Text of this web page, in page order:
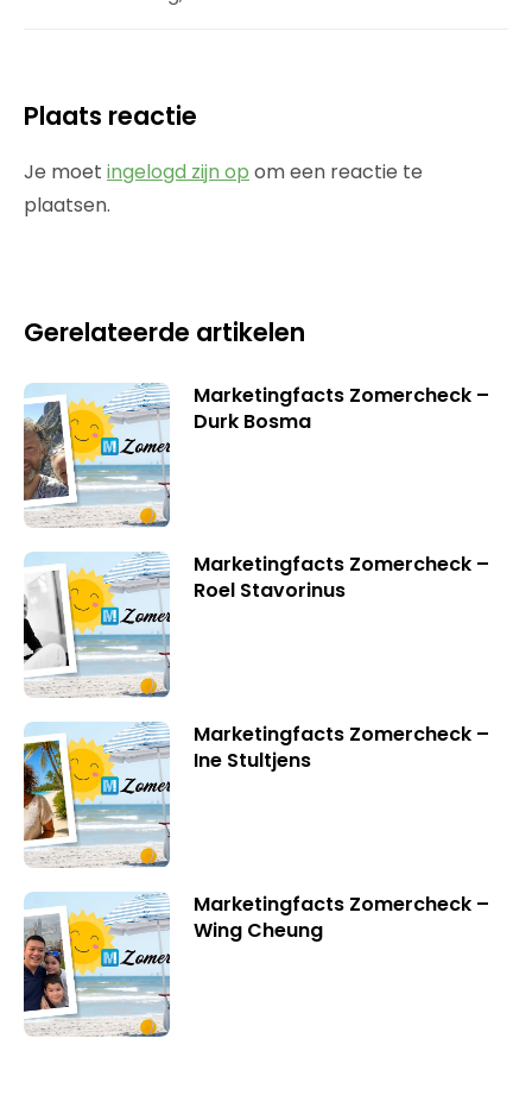
Plaats reactie
Je moet ingelogd zijn op om een reactie te
plaatsen.
Gerelateerde artikelen
Marketingfacts Zomercheck –
Durk Bosma
Marketingfacts Zomercheck –
Roel Stavorinus
Marketingfacts Zomercheck –
Ine Stultjens
Marketingfacts Zomercheck –
Wing Cheung